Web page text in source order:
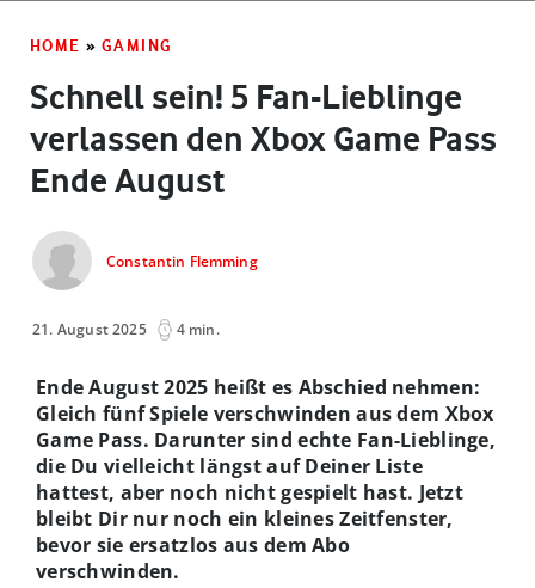
HOME » GAMING
Schnell sein! 5 Fan-Lieblinge
verlassen den Xbox Game Pass
Ende August
Constantin Flemming
21. August 2025 4 min.
Ende August 2025 heißt es Abschied nehmen:
Gleich fünf Spiele verschwinden aus dem Xbox
Game Pass. Darunter sind echte Fan-Lieblinge,
die Du vielleicht längst auf Deiner Liste
hattest, aber noch nicht gespielt hast. Jetzt
bleibt Dir nur noch ein kleines Zeitfenster,
bevor sie ersatzlos aus dem Abo
verschwinden.